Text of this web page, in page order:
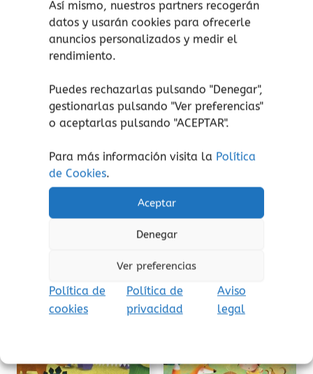
Así mismo, nuestros partners recogerán
datos y usarán cookies para ofrecerle
anuncios personalizados y medir el
rendimiento.
Puedes rechazarlas pulsando "Denegar",
gestionarlas pulsando "Ver preferencias"
o aceptarlas pulsando "ACEPTAR".
Para más información visita la Política
de Cookies.
Aceptar
Denegar
Ver preferencias
Política de
cookies
Política de
privacidad
Aviso
legal
Otro títulos de la colección:
Yo me pregunto… Las
Yo me pregunto… Las familias.
Yo me pregunto… Nuestro
mundo.
Yo me pregunto… La ciencia.